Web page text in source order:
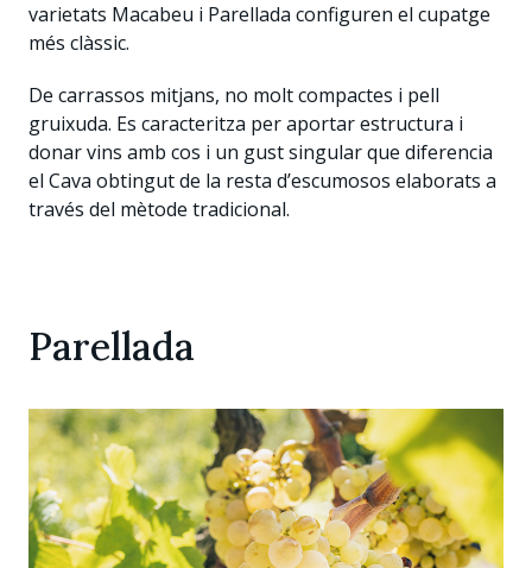
varietats Macabeu i Parellada configuren el cupatge
més clàssic.
De carrassos mitjans, no molt compactes i pell
gruixuda. Es caracteritza per aportar estructura i
donar vins amb cos i un gust singular que diferencia
el Cava obtingut de la resta d’escumosos elaborats a
través del mètode tradicional.
Parellada